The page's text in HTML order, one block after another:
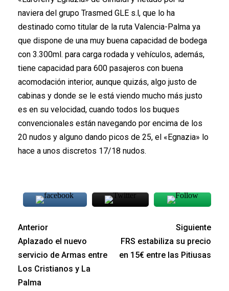
naviera del grupo Trasmed GLE s.l, que lo ha
destinado como titular de la ruta Valencia-Palma ya
que dispone de una muy buena capacidad de bodega
con 3.300ml. para carga rodada y vehículos, además,
tiene capacidad para 600 pasajeros con buena
acomodación interior, aunque quizás, algo justo de
cabinas y donde se le está viendo mucho más justo
es en su velocidad, cuando todos los buques
convencionales están navegando por encima de los
20 nudos y alguno dando picos de 25, el «Egnazia» lo
hace a unos discretos 17/18 nudos.
Anterior
Aplazado el nuevo
servicio de Armas entre
Los Cristianos y La
Palma
Siguiente
FRS estabiliza su precio
en 15€ entre las Pitiusas